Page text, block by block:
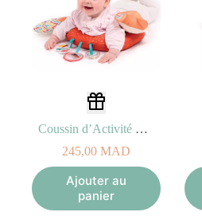
Coussin d’Activité Renard
245,00 MAD
Ajouter au
panier